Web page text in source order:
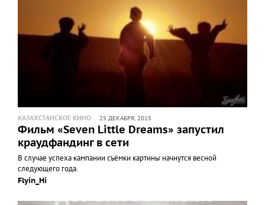
КАЗАХСТАНСКОЕ КИНО 25 ДЕКАБРЯ, 2015
Фильм «Seven Little Dreams» запустил
краудфандинг в сети
В случае успеха кампании съёмки картины начнутся весной
следующего года.
Flyin_Hi